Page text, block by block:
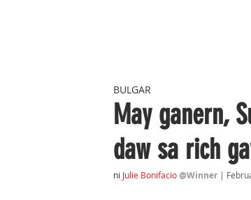
May ganern,
daw sa rich
BULGAR
ni Julie Bonifacio@Winner |